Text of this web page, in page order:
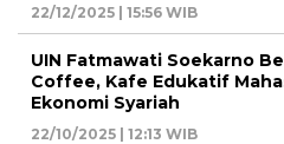
22/12/2025 | 15:56 WIB
UIN Fatmawati Soekarno
Coffee, Kafe Edukatif
Ekonomi Syariah
22/10/2025 | 12:13 WIB